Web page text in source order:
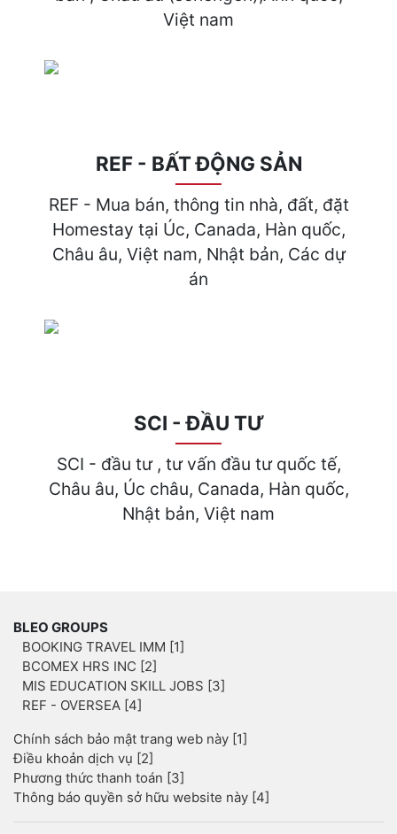
Việt nam
REF - BẤT ĐỘNG SẢN
REF - Mua bán, thông tin nhà, đất, đặt
Homestay tại Úc, Canada, Hàn quốc,
Châu âu, Việt nam, Nhật bản, Các dự
án
SCI - ĐẦU TƯ
SCI - đầu tư , tư vấn đầu tư quốc tế,
Châu âu, Úc châu, Canada, Hàn quốc,
Nhật bản, Việt nam
BLEO GROUPS
BOOKING TRAVEL IMM [1]
BCOMEX HRS INC [2]
MIS EDUCATION SKILL JOBS [3]
REF - OVERSEA [4]
Chính sách bảo mật trang web này [1]
Điều khoản dịch vụ [2]
Phương thức thanh toán [3]
Thông báo quyền sở hữu website này [4]